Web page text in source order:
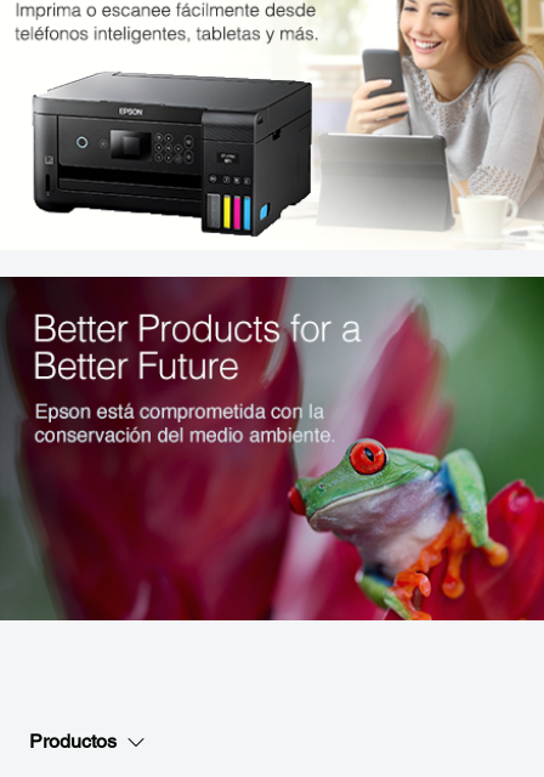
Productos